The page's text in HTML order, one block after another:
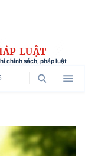
LUẬT
chính sách, pháp luật